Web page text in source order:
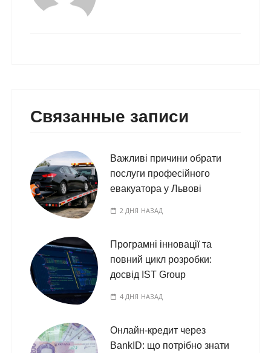
Связанные записи
Важливі причини обрати
послуги професійного
евакуатора у Львові
2 ДНЯ НАЗАД
Програмні інновації та
повний цикл розробки:
досвід IST Group
4 ДНЯ НАЗАД
Онлайн-кредит через
BankID: що потрібно знати